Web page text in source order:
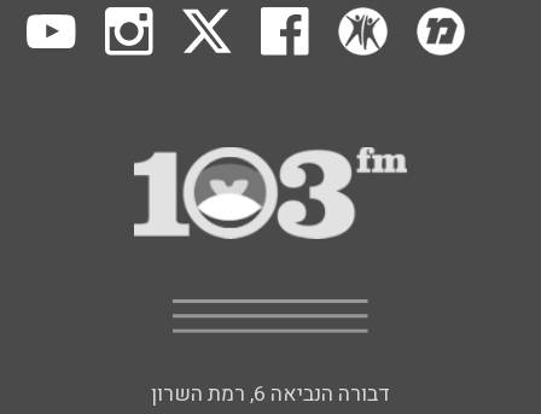
דבורה הנביאה 6, רמת השרון